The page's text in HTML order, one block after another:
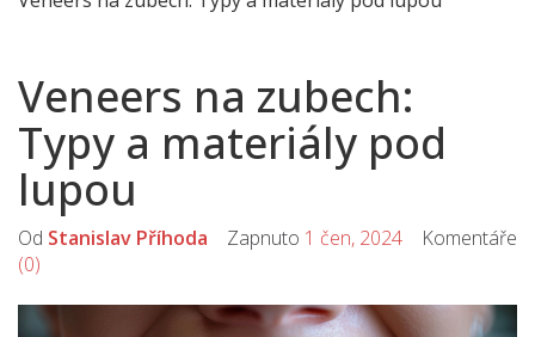
Veneers na zubech:
Typy a materiály pod
lupou
Od Stanislav Příhoda Zapnuto 1 čen, 2024 Komentáře
(0)